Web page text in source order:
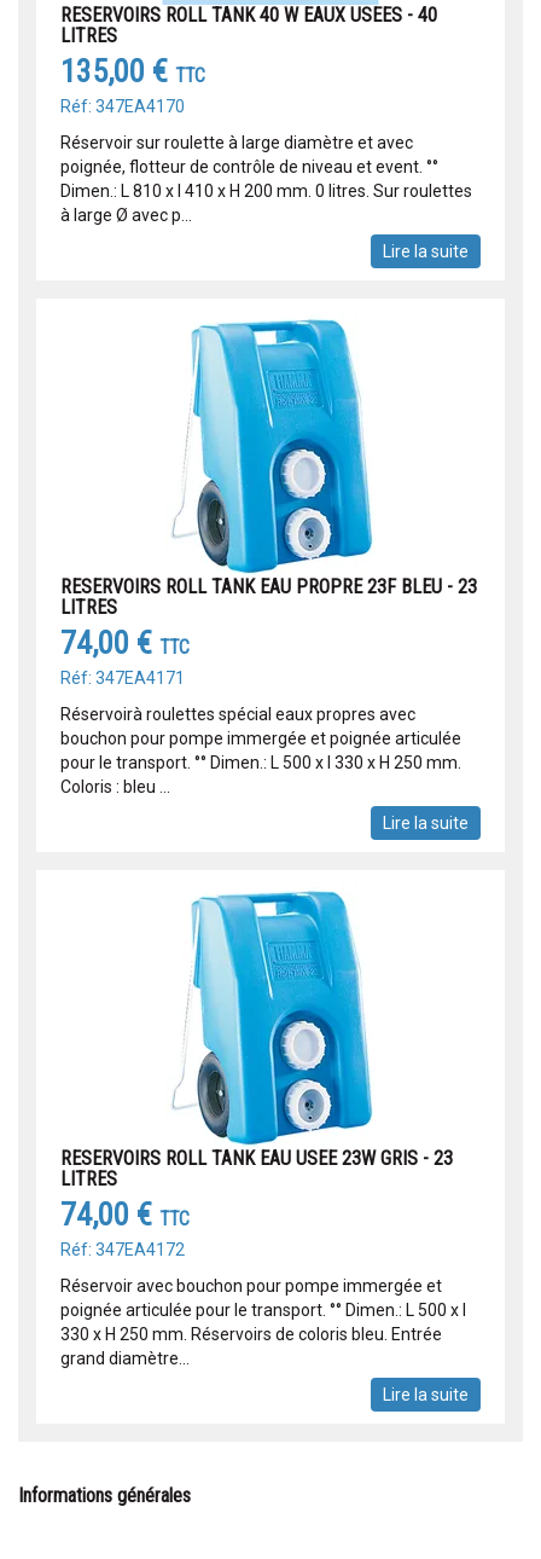
RESERVOIRS ROLL TANK 40 W EAUX USEES - 40
LITRES
135,00 € TTC
Réf: 347EA4170
Réservoir sur roulette à large diamètre et avec
poignée, flotteur de contrôle de niveau et event. °°
Dimen.: L 810 x l 410 x H 200 mm. 0 litres. Sur roulettes
à large Ø avec p...
Lire la suite
RESERVOIRS ROLL TANK EAU PROPRE 23F BLEU - 23
LITRES
74,00 € TTC
Réf: 347EA4171
Réservoirà roulettes spécial eaux propres avec
bouchon pour pompe immergée et poignée articulée
pour le transport. °° Dimen.: L 500 x l 330 x H 250 mm.
Coloris : bleu ...
Lire la suite
RESERVOIRS ROLL TANK EAU USEE 23W GRIS - 23
LITRES
74,00 € TTC
Réf: 347EA4172
Réservoir avec bouchon pour pompe immergée et
poignée articulée pour le transport. °° Dimen.: L 500 x l
330 x H 250 mm. Réservoirs de coloris bleu. Entrée
grand diamètre...
Lire la suite
Informations générales